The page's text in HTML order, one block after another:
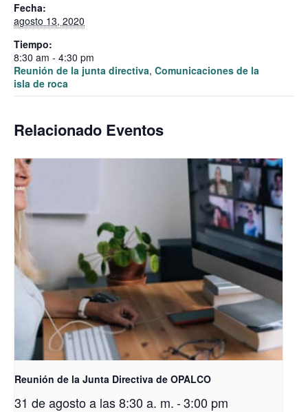
Fecha:
agosto 13, 2020
Tiempo:
8:30 am - 4:30 pm
Reunión de la junta directiva, Comunicaciones de la
isla de roca
Relacionado Eventos
Reunión de la Junta Directiva de OPALCO
31 de agosto a las 8:30 a. m.-3:00 pm